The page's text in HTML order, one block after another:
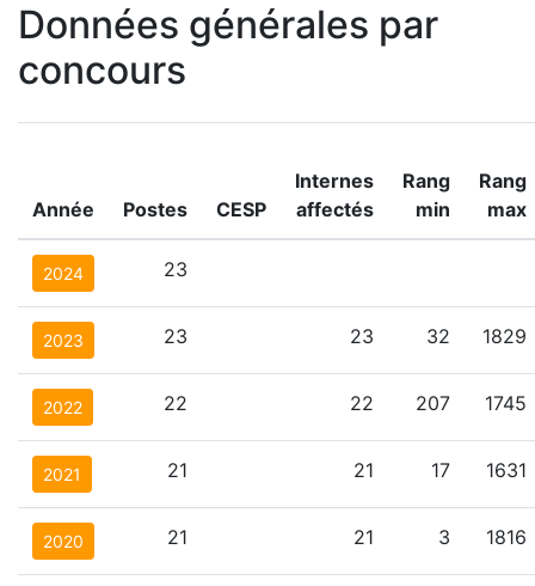
Données générales par
concours
Année Postes CESP
Internes
affectés
Rang
min
Rang
max
2024 23
2023 23 23 32 1829
2022 22 22 207 1745
2021 21 21 17 1631
2020 21 21 3 1816